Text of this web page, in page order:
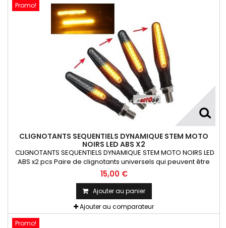
Promo!
CLIGNOTANTS SEQUENTIELS DYNAMIQUE STEM MOTO
NOIRS LED ABS X2
CLIGNOTANTS SEQUENTIELS DYNAMIQUE STEM MOTO NOIRS LED
ABS x2 pcs Paire de clignotants universels qui peuvent être
adaptables sur toutes motos ou scooters
15,00 €
Ajouter au panier
Ajouter au comparateur
Promo!